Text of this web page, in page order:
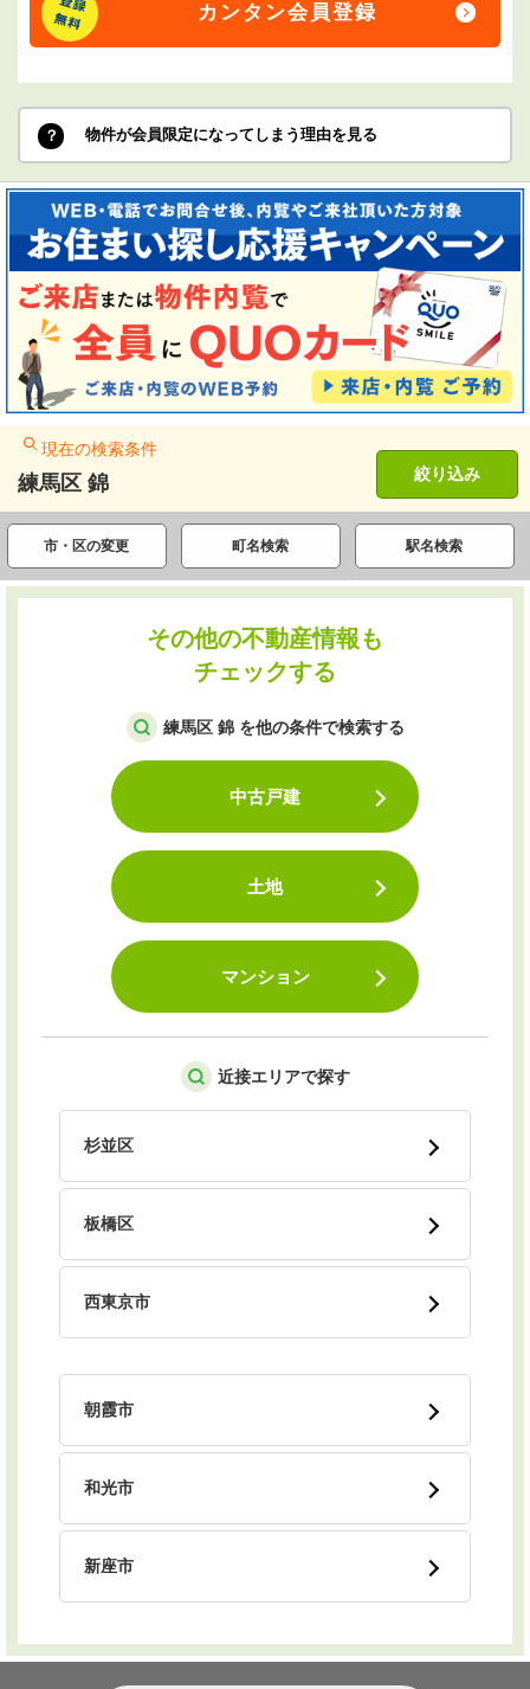
カンタン会員登録
物件が会員限定になってしまう理由を見る
現在の検索条件
練馬区 錦 絞り込み
市・区の変更 町名検索 駅名検索
その他の不動産情報も
チェックする
練馬区 錦 を他の条件で検索する
中古戸建
土地
マンション
近接エリアで探す
杉並区
板橋区
西東京市
朝霞市
和光市
新座市